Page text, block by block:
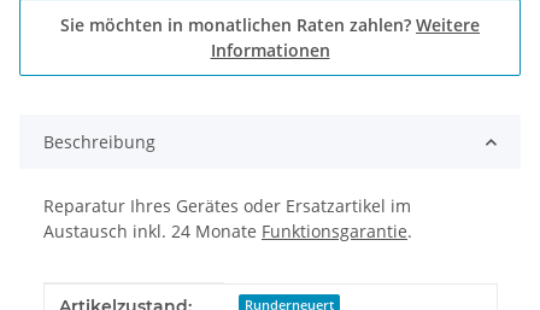
Sie möchten in monatlichen Raten zahlen? Weitere
Informationen
Beschreibung
Reparatur Ihres Gerätes oder Ersatzartikel im
Austausch inkl. 24 Monate Funktionsgarantie.
Produkteigenschaft
Wert Runderneuert